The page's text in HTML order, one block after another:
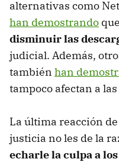
alternativas como
han demostrando que
disminuir las
judicial. Además,
también han
tampoco afectan a
La última reacción
justicia no les de la
echarle la culpa a